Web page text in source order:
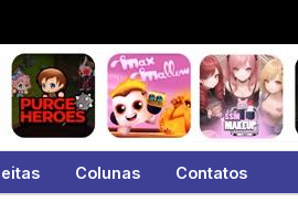
Colunas Contatos